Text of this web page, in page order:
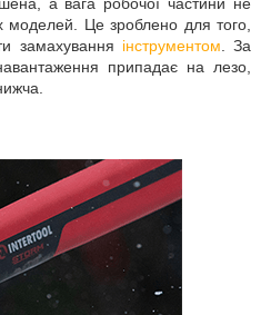
моделей. Це зроблено для того,
замахування інструментом . За
припадає на лезо,